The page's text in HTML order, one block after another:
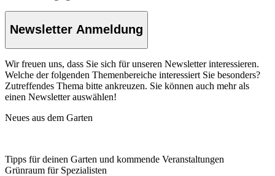
Newsletter Anmeldung
Wir freuen uns, dass Sie sich für unseren Newsletter interessieren.
Welche der folgenden Themenbereiche interessiert Sie besonders?
Zutreffendes Thema bitte ankreuzen. Sie können auch mehr als
einen Newsletter auswählen!
Neues aus dem Garten
Tipps für deinen Garten und kommende Veranstaltungen
Grünraum für Spezialisten